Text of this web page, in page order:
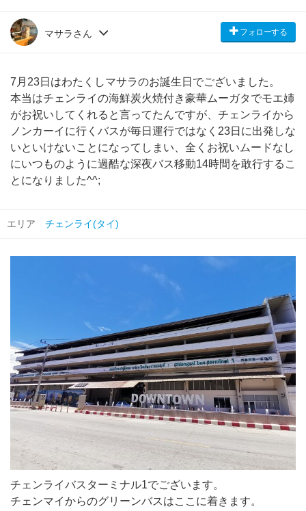
マサラさん フォローする
7月23日はわたくしマサラのお誕生日でございました。
本当はチェンライの海鮮炭火焼付き豪華ムーガタでモエ姉
がお祝いしてくれると言ってたんですが、チェンライから
ノンカーイに行くバスが毎日運行ではなく23日に出発しな
いといけないことになってしまい、全くお祝いムードなし
にいつものように過酷な深夜バス移動14時間を敢行するこ
とになりました^^;
エリア チェンライ(タイ)
チェンライバスターミナル1でございます。
チェンマイからのグリーンバスはここに着きます。